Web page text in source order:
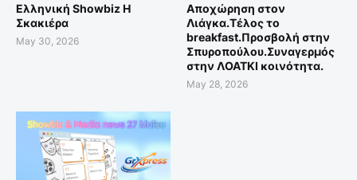
Ελληνική Showbiz Η
Σκακιέρα
May 30, 2026
Αποχώρηση στον
Λιάγκα.Τέλος το
breakfast.Προσβολή στην
Σπυροπούλου.Συναγερμός
στην ΛΟΑΤΚΙ κοινότητα.
May 28, 2026